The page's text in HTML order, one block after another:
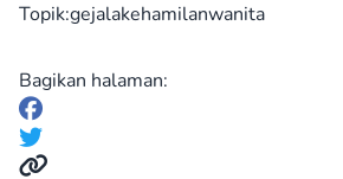
Topik:gejalakehamilanwanita
Bagikan halaman: